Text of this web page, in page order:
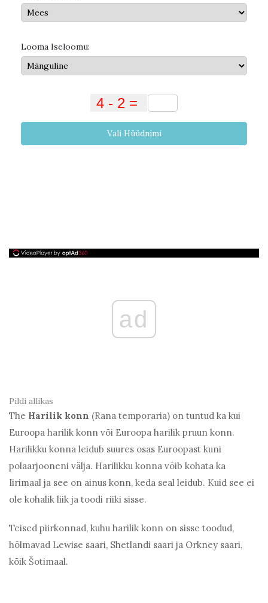
Looma Iseloomu:
Vali Hüüdnimi
ad
Pildi allikas
The Harilik konn (Rana temporaria) on tuntud ka kui
Euroopa harilik konn või Euroopa harilik pruun konn.
Harilikku konna leidub suures osas Euroopast kuni
polaarjooneni välja. Harilikku konna võib kohata ka
Iirimaal ja see on ainus konn, keda seal leidub. Kuid see ei
ole kohalik liik ja toodi riiki sisse.
Teised piirkonnad, kuhu harilik konn on sisse toodud,
hõlmavad Lewise saari, Shetlandi saari ja Orkney saari,
kõik Šotimaal.